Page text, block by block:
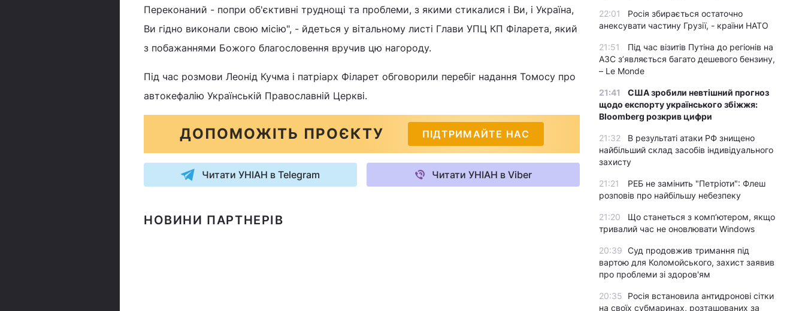
Переконаний - попри об'єктивні труднощі та проблеми, з якими стикалися і Ви, і Україна,
Ви гідно виконали свою місію", - йдеться у вітальному листі Глави УПЦ КП Філарета, який
з побажаннями Божого благословення вручив цю нагороду.
Під час розмови Леонід Кучма і патріарх Філарет обговорили перебіг надання Томосу про
автокефалію Українській Православній Церкві.
ДОПОМОЖІТЬ ПРОЄКТУ ПІДТРИМАЙТЕ НАС
Читати УНІАН в Telegram Читати УНІАН в Viber
НОВИНИ ПАРТНЕРІВ
22:01
Росія збирається остаточно
анексувати частину Грузії, - країни НАТО
21:51
Під час візитів Путіна до регіонів на
АЗС з’являється багато дешевого бензину,
– Le Monde
21:41
США зробили невтішний прогноз
щодо експорту українського збіжжя:
Bloomberg розкрив цифри
21:32
В результаті атаки РФ знищено
найбільший склад засобів індивідуального
захисту
21:21
РЕБ не замінить "Петріоти": Флеш
розповів про найбільшу небезпеку
21:20
Що станеться з комп’ютером, якщо
тривалий час не оновлювати Windows
20:39 Суд продовжив тримання під
вартою для Коломойського, захист заявив
про проблеми зі здоров'ям
20:35
Росія встановила антидронові сітки
на своїх субмаринах, розташованих за